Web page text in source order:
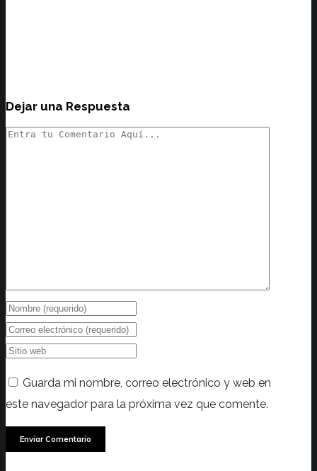
Dejar una Respuesta
Guarda mi nombre, correo electrónico y web en
este navegador para la próxima vez que comente.